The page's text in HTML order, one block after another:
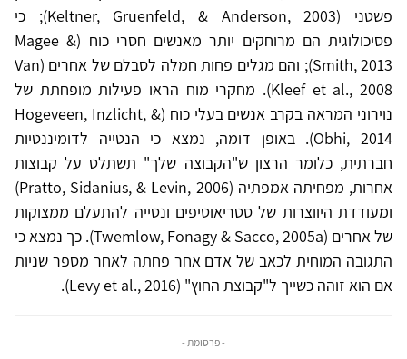
פשטני (Keltner, Gruenfeld, & Anderson, 2003); כי
פסיכולוגית הם מרוחקים יותר מאנשים חסרי כוח (Magee &
Smith, 2013); והם מגלים פחות חמלה לסבלם של אחרים (Van
Kleef et al., 2008). מחקרי מוח הראו פעילות מופחתת של
נוירוני המראה בקרב אנשים בעלי כוח (Hogeveen, Inzlicht, &
Obhi, 2014). באופן דומה, נמצא כי הנטייה לדומיננטיות
חברתית, כלומר הרצון ש"הקבוצה שלך" תשתלט על קבוצות
אחרות, מפחיתה אמפתיה (Pratto, Sidanius, & Levin, 2006)
ומעודדת היווצרות של סטריאוטיפים ונטייה להתעלם ממצוקות
של אחרים (Twemlow, Fonagy & Sacco, 2005a). כך נמצא כי
התגובה המוחית לכאב של אדם אחר פחתה לאחר מספר שניות
אם הוא זוהה כשייך ל"קבוצת החוץ" (Levy et al., 2016).
- פרסומת -